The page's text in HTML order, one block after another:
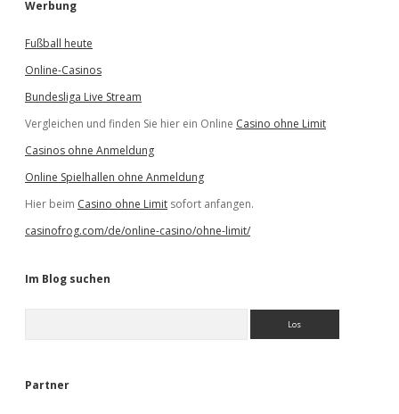
Werbung
Fußball heute
Online-Casinos
Bundesliga Live Stream
Vergleichen und finden Sie hier ein Online Casino ohne Limit
Casinos ohne Anmeldung
Online Spielhallen ohne Anmeldung
Hier beim Casino ohne Limit sofort anfangen.
casinofrog.com/de/online-casino/ohne-limit/
Im Blog suchen
e
Partner